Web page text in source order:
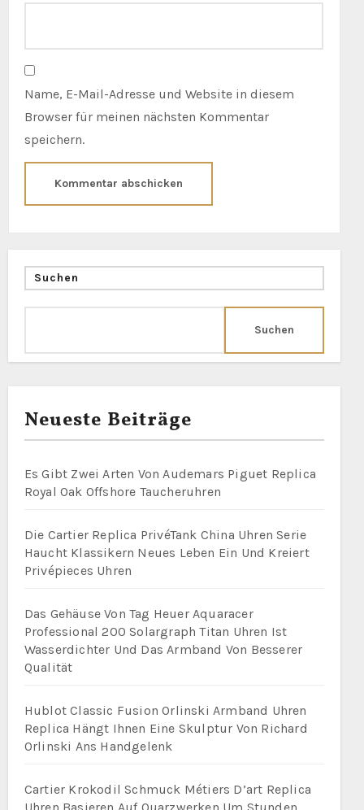
Name, E-Mail-Adresse und Website in diesem
Browser für meinen nächsten Kommentar
speichern.
Suchen
Suchen
Neueste Beiträge
Es Gibt Zwei Arten Von Audemars Piguet Replica
Royal Oak Offshore Taucheruhren
Die Cartier Replica PrivéTank China Uhren Serie
Haucht Klassikern Neues Leben Ein Und Kreiert
Privépieces Uhren
Das Gehäuse Von Tag Heuer Aquaracer
Professional 200 Solargraph Titan Uhren Ist
Wasserdichter Und Das Armband Von Besserer
Qualität
Hublot Classic Fusion Orlinski Armband Uhren
Replica Hängt Ihnen Eine Skulptur Von Richard
Orlinski Ans Handgelenk
Cartier Krokodil Schmuck Métiers D’art Replica
Uhren Basieren Auf Quarzwerken,Um Stunden